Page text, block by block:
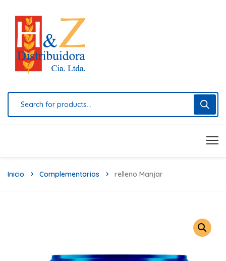
Inicio Complementarios Relleno Manjar